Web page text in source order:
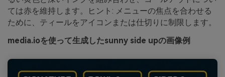
ては赤を維持します。ヒント: メニューの焦点を合わせる
ために、ティールをアイコンまたは仕切りに制限します。
media.ioを使って生成したsunny side upの画像例